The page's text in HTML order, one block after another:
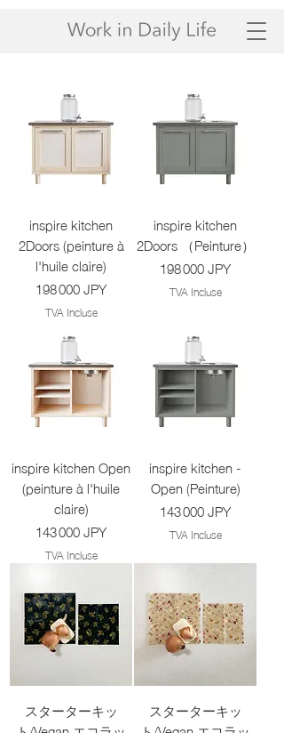
inspire kitchen
2Doors (peinture à
l'huile claire)
Prix
198 000 JPY
TVA Incluse
inspire kitchen
2Doors （Peinture）
Prix
198 000 JPY
TVA Incluse
inspire kitchen Open
(peinture à l'huile
claire)
Prix
143 000 JPY
TVA Incluse
inspire kitchen -
Open (Peinture)
Prix
143 000 JPY
TVA Incluse
スターターキッ
スターターキッ